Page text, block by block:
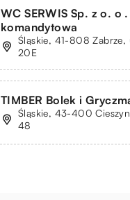
WC SERWIS Sp. z o. o .
komandytowa
Śląskie, 41-808 Zabrze,
20E
TIMBER Bolek i
Śląskie, 43-400
48